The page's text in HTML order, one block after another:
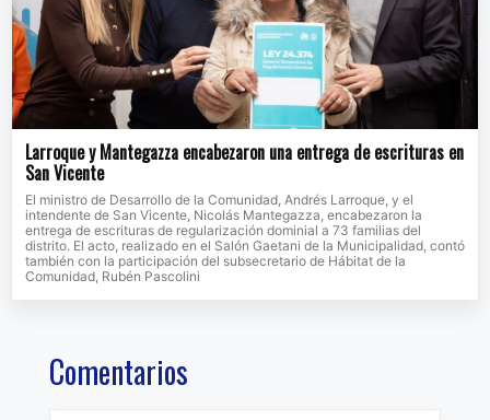
Larroque y Mantegazza encabezaron una entrega de escrituras en
San Vicente
El ministro de Desarrollo de la Comunidad, Andrés Larroque, y el
intendente de San Vicente, Nicolás Mantegazza, encabezaron la
entrega de escrituras de regularización dominial a 73 familias del
distrito. El acto, realizado en el Salón Gaetani de la Municipalidad, contó
también con la participación del subsecretario de Hábitat de la
Comunidad, Rubén Pascolini
Comentarios